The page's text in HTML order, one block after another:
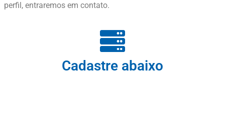
perfil, entraremos em contato.
Cadastre abaixo